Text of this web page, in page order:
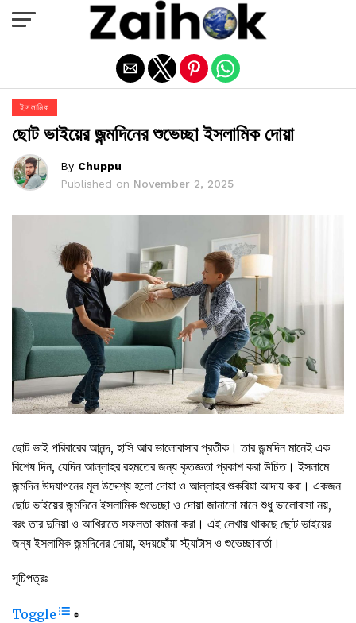
ইসলামিক
ছোট ভাইয়ের জন্মদিনের শুভেচ্ছা ইসলামিক দোয়া
By Chuppu
Published on November 2, 2025
ছোট ভাই পরিবারের আনন্দ, হাসি আর ভালোবাসার প্রতীক। তার জন্মদিন মানেই এক
বিশেষ দিন, যেদিন আল্লাহর রহমতের জন্য কৃতজ্ঞতা প্রকাশ করা উচিত। ইসলামে
জন্মদিন উদযাপনের মূল উদ্দেশ্য হলো দোয়া ও আল্লাহর শুকরিয়া আদায় করা। একজন
ছোট ভাইয়ের জন্মদিনে ইসলামিক শুভেচ্ছা ও দোয়া জানানো মানে শুধু ভালোবাসা নয়,
বরং তার দুনিয়া ও আখিরাতে সফলতা কামনা করা। এই লেখায় থাকছে ছোট ভাইয়ের
জন্য ইসলামিক জন্মদিনের দোয়া, হৃদয়ছোঁয়া স্ট্যাটাস ও শুভেচ্ছাবার্তা।
সূচিপত্রঃ
Toggle
Exit mobile version